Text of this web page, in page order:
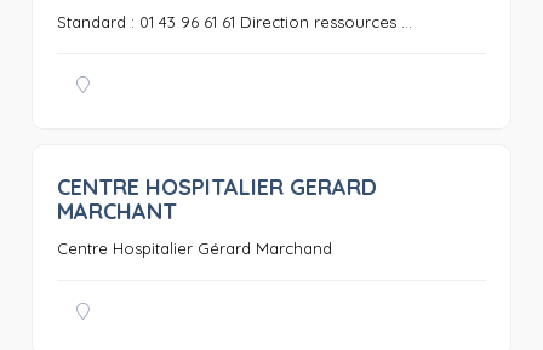
Standard : 01 43 96 61 61 Direction ressources ...
CENTRE HOSPITALIER GERARD
MARCHANT
Centre Hospitalier Gérard Marchand